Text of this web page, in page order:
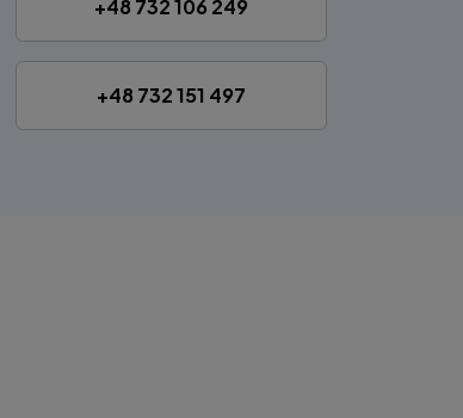
+48 732 106 249
+48 732 151 497